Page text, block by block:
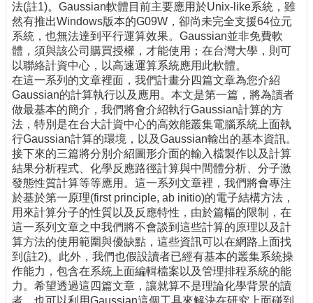
產
業
專
欄
法(註1)。Gaussian軟體目前主要應用於Unix-like系統，雖
然有推出Windows版本的G09W，卻尚未完全支援64位元
系統，也無法達到平行運算效果。Gaussian並非免費軟
體，須與該公司購買授權，才能使用；在台灣大學，則可
以聯絡計資中心，以高速運算系統應用此軟體。
在這一系列的文章裡面，我們計畫分四篇文章為您介紹
Gaussian的計算執行以及應用。本文是第一篇，將為讀者
做最基本的簡介，我們將會介紹執行Gaussian計算的方
法，特別是在台大計資中心的高效能叢集電腦系統上面執
行Gaussian計算的環境，以及Gaussian輸出的基本資訊。
接下來的三篇將分別介紹圖形介面的輸入檔製作以及計算
結果分析程式、化學反應路徑計算與中間體分析、分子激
發態性質計算等等應用。這一系列文章裡，我們將會專注
於基於第一原理(first principle, ab initio)的電子結構方法，
用來計算分子的性質以及反應特性，由於篇幅的限制，在
這一系列文章之中我們將不會談到這些計算的原理以及計
算方法的使用範圍與優缺點，這些資訊可以在網路上面找
到(註2)。此外，我們也假設讀者已經有基本的叢集系統操
作能力，包含在系統上面編輯檔案以及管理排程系統的能
力。希望透過這四篇文章，讓就算不是理論化學背景的讀